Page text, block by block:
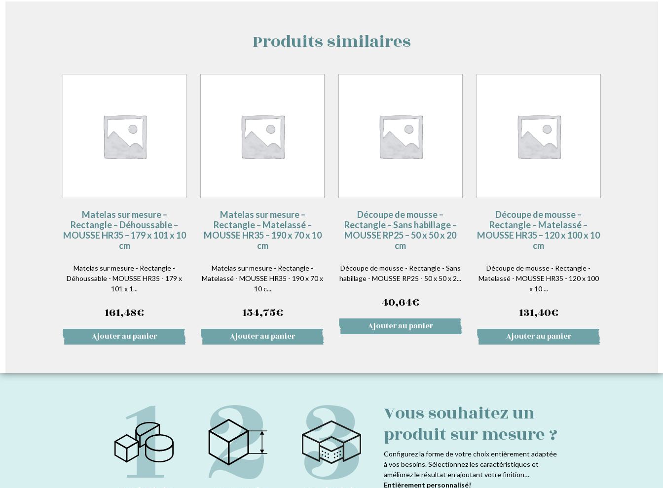
Produits similaires
Matelas sur mesure –
Rectangle – Déhoussable –
MOUSSE HR35 – 179 x 101 x 10
cm
Matelas sur mesure - Rectangle -
Déhoussable - MOUSSE HR35 - 179 x
101 x 1...
161,48€
Ajouter au panier
Matelas sur mesure –
Rectangle – Matelassé –
MOUSSE HR35 – 190 x 70 x 10
cm
Matelas sur mesure - Rectangle -
Matelassé - MOUSSE HR35 - 190 x 70 x
10 c...
154,75€
Ajouter au panier
Découpe de mousse –
Rectangle – Sans habillage –
MOUSSE RP25 – 50 x 50 x 20
cm
Découpe de mousse - Rectangle - Sans
habillage - MOUSSE RP25 - 50 x 50 x 2...
40,64€
Ajouter au panier
Découpe de mousse –
Rectangle – Matelassé –
MOUSSE HR35 – 120 x 100 x 10
cm
Découpe de mousse - Rectangle -
Matelassé - MOUSSE HR35 - 120 x 100
x 10 ...
131,40€
Ajouter au panier
1 23
Vous souhaitez un
produit sur mesure ?
Configurez la forme de votre choix entièrement adaptée
à vos besoins. Sélectionnez les caractéristiques et
améliorez le résultat en ajoutant votre finition…
Entièrement personnalisé!